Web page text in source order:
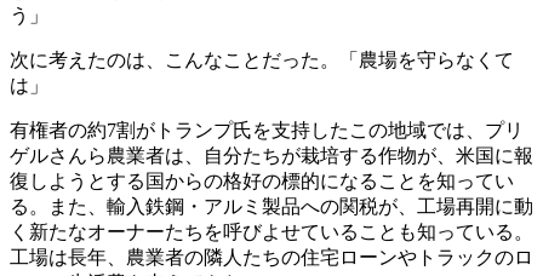
う」
次に考えたのは、こんなことだった。「農場を守らなくて
は」
有権者の約7割がトランプ氏を支持したこの地域では、プリ
ゲルさんら農業者は、自分たちが栽培する作物が、米国に報
復しようとする国からの格好の標的になることを知ってい
る。また、輸入鉄鋼・アルミ製品への関税が、工場再開に動
く新たなオーナーたちを呼びよせていることも知っている。
工場は長年、農業者の隣人たちの住宅ローンやトラックのロ